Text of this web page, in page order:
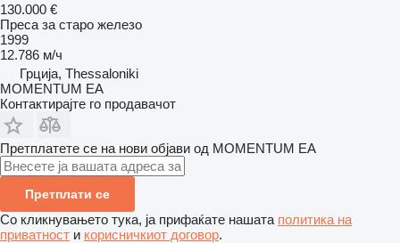
130.000 €
Преса за старо железо
1999
12.786 м/ч
Грција, Thessaloniki
MOMENTUM EA
Контактирајте го продавачот
Претплатете се на нови објави од MOMENTUM EA
Претплати се
Со кликнувањето тука, ја прифаќате нашата политика на
приватност и корисничкиот договор.